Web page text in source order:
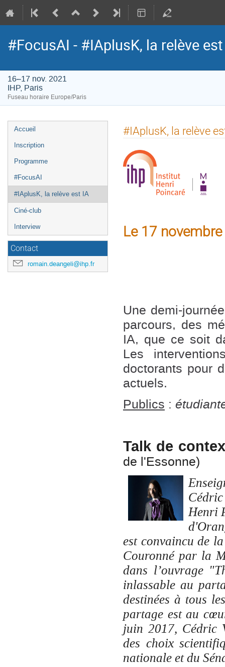
#FocusAI - #IAplusK, la relève
16–17 nov. 2021
IHP, Paris
Fuseau horaire Europe/Paris
Menu
de
Accueil
Inscription
Programme
#FocusAI
#IAplusK, la relève est IA
Ciné-club
Interview
Contact
romain.deangeli@ihp.fr
#IAplusK, la relève
Le 17
Une demi-
parcours, des
IA, que ce soit
Les
doctorants pour
actuels.
Publics :
Talk de
de l'Essonne)
Henri
est convaincu de
Couronné par la
dans l’ouvrage
inlassable au
destinées à tous
partage est au
juin 2017, Cédric
des choix
nationale et du